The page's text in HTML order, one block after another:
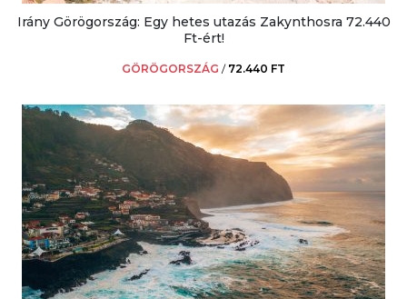
Irány Görögország: Egy hetes utazás Zakynthosra 72.440
Ft-ért!
GÖRÖGORSZÁG / 72.440 FT